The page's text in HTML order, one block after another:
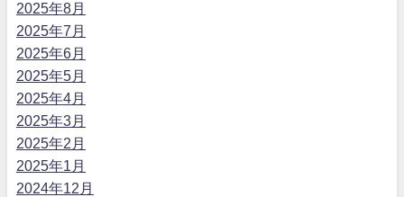
2025年8月
2025年7月
2025年6月
2025年5月
2025年4月
2025年3月
2025年2月
2025年1月
2024年12月